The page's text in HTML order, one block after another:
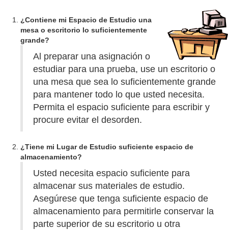
y
V
i
d
o
¿Contiene mi Espacio de Estudio una
mesa o escritorio lo suficientemente
grande?
Al preparar una asignación o
estudiar para una prueba, use un escritorio o
una mesa que sea lo suficientemente grande
para mantener todo lo que usted necesita.
Permita el espacio suficiente para escribir y
procure evitar el desorden.
¿Tiene mi Lugar de Estudio suficiente espacio de
almacenamiento?
Usted necesita espacio suficiente para
almacenar sus materiales de estudio.
Asegúrese que tenga suficiente espacio de
almacenamiento para permitirle conservar la
parte superior de su escritorio u otra